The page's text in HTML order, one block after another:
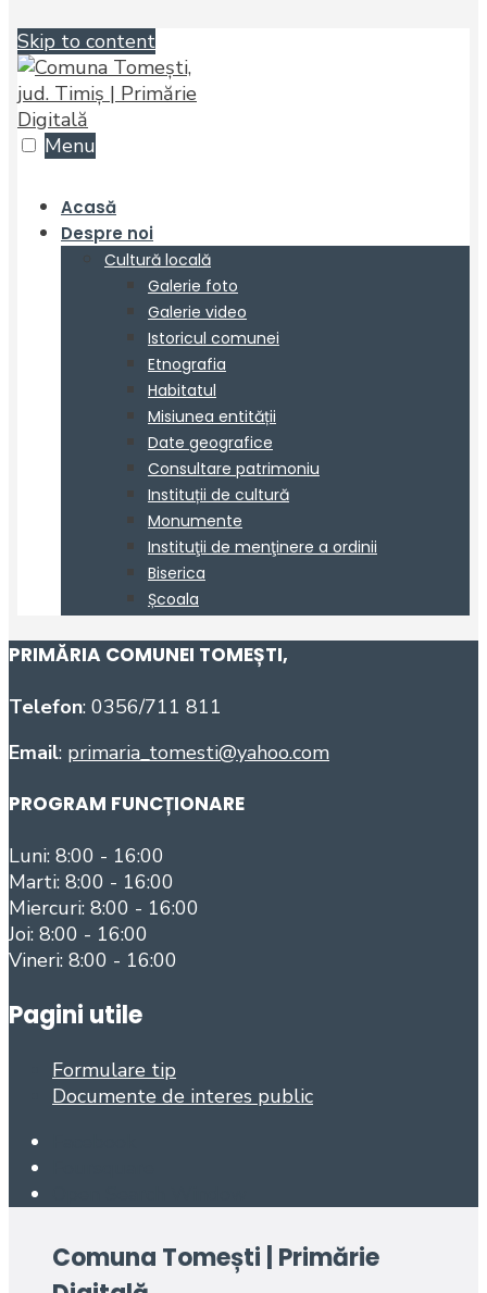
PRIMĂRIA COMUNEI TOMEȘTI,
Telefon: 0356/711 811
Email: primaria_tomesti@yahoo.com
PROGRAM FUNCȚIONARE
Luni: 8:00 - 16:00
Marti: 8:00 - 16:00
Miercuri: 8:00 - 16:00
Joi: 8:00 - 16:00
Vineri: 8:00 - 16:00
Pagini utile
Formulare tip
Documente de interes public
Comuna Tomești | Primărie